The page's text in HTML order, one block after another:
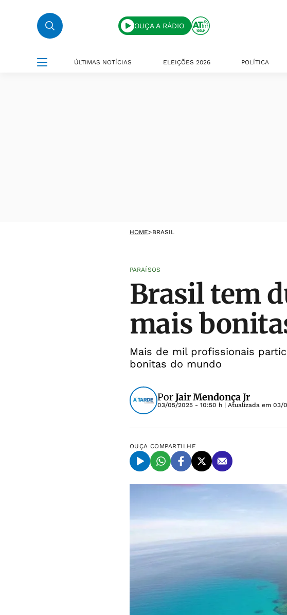
OUÇA A RÁDIO
ÚLTIMAS NOTÍCIAS ELEIÇÕES 2026 POLÍTICA
HOME>BRASIL
PARAÍSOS
Brasil tem
mais
Mais de mil profissionais
bonitas do mundo
PorJair Mendonça Jr
03/05/2025 - 10:50 h | Atualizada em 03/
OUÇA COMPARTILHE